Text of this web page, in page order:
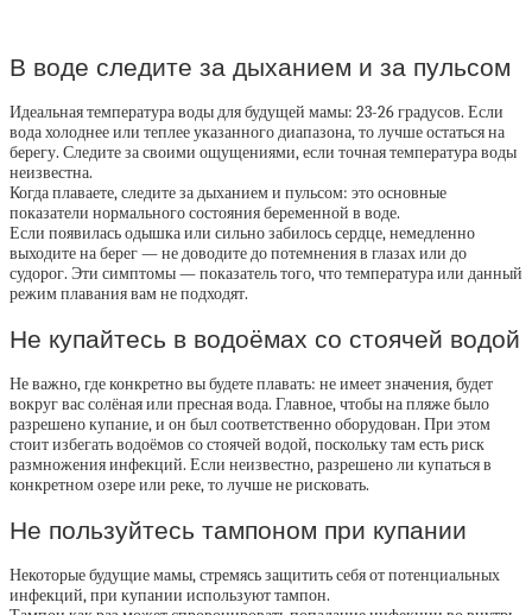
В воде следите за дыханием и за пульсом
Идеальная температура воды для будущей мамы: 23-26 градусов. Если
вода холоднее или теплее указанного диапазона, то лучше остаться на
берегу. Следите за своими ощущениями, если точная температура воды
неизвестна.
Когда плаваете, следите за дыханием и пульсом: это основные
показатели нормального состояния беременной в воде.
Если появилась одышка или сильно забилось сердце, немедленно
выходите на берег — не доводите до потемнения в глазах или до
судорог. Эти симптомы — показатель того, что температура или данный
режим плавания вам не подходят.
Не купайтесь в водоёмах со стоячей водой
Не важно, где конкретно вы будете плавать: не имеет значения, будет
вокруг вас солёная или пресная вода. Главное, чтобы на пляже было
разрешено купание, и он был соответственно оборудован. При этом
стоит избегать водоёмов со стоячей водой, поскольку там есть риск
размножения инфекций. Если неизвестно, разрешено ли купаться в
конкретном озере или реке, то лучше не рисковать.
Не пользуйтесь тампоном при купании
Некоторые будущие мамы, стремясь защитить себя от потенциальных
инфекций, при купании используют тампон.